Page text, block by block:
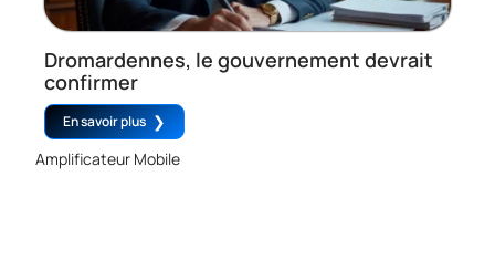
Dromardennes, le gouvernement devrait
confirmer
En savoir plus
Amplificateur Mobile